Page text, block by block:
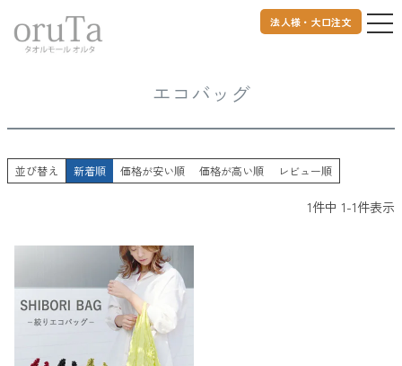
法人様・大口注文
トップページ エコバッグ
エコバッグ
並び替え 新着順 価格が安い順 価格が高い順 レビュー順
1件中 1-1件表示